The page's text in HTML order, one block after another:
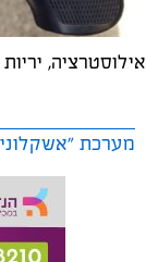
אילוסטרציה,
מערכת "אשקלונים" / 07:59